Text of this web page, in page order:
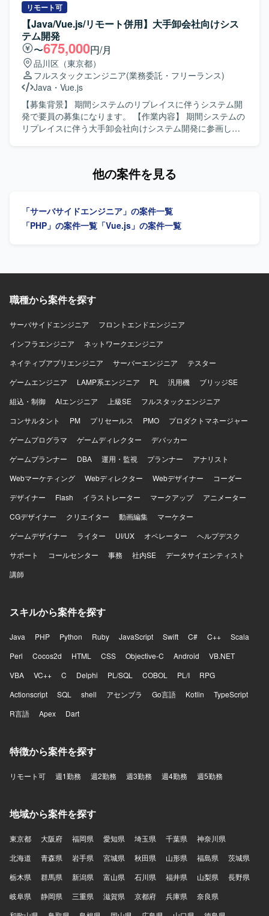
ム化といった上流から一連の工程に関わることができま
す。プロジェクトにはPM/PLやBPメンバーが複数参画して
おり、フォロー体制の中で製造業向けシステム開発の知見
やスキルを体系的に習得できる環境です。 【開発環境】 フ
ロントエンドはTypeScript（JavaScript）とVue.js、バック
エンドはTypeScript（JavaScript）とNode.jsを用い、デー
タベースにPostgreSQL、インフラにAWSを利用した構成と
なっております。
加開発を実施していただきます。 【求める人物像】 基本設
計から一人称で開発を進められる方を求めております。周
囲とコミュニケーションを取りながら主体的に課題解決に
取り組める方ですと望ましいです。 【ポジションの魅力】
倉庫管理システムという業務基幹に近い領域に携わること
で、業務知識とWebアプリ・モバイル開発スキルの双方を
高めていただけます。長期予定の案件のため、腰を据えて
継続的にシステム改善に関わることができます。 【開発環
境】 Java、Vue.js、React、Android-kotlin、AWS を利用し
たWebアプリおよびハンディアプリの開発環境となりま
す。
リモート可
【Java/Vue.js/リモート併用】大手卸会社向けシス
テム開発
〜675,000円/月
品川区（東京都）
フルスタックエンジニア(業務委託・フリーランス)
Java ・ Vue.js
【募集背景】 期間システムのリプレイスに伴うシステム開
発で要員の募集になります。 【作業内容】 期間システムの
リプレイスに伴う大手卸会社向けシステム開発に参画し、
を行っていただきます。 【求める人物像】 基本設計からテ
ます。 【ポジションの魅力】 大手卸会社向けのシステム開
発に長期で参画でき、フロントエンドとバックエンドのい
境】 フロントエンドはVue.js、バックエンドはJavaとSQL
他の案件を見る
「サーバサイドエンジニア」の案件一覧
「PHP」の案件一覧 「Vue.js」の案件一覧
職種から案件を探す
サーバサイドエンジニア
フロントエンドエンジニア
インフラエンジニア
ネットワークエンジニア
ネイティブアプリエンジニア
サーバーエンジニア
テスター
ゲームエンジニア
LAMP系エンジニア PL 汎用機
ブリッジSE
組込・制御
AIエンジニア 上級SE
フルスタックエンジニア
コンサルタント
PM プリセールス PMO
プロダクトマネージャー
ゲームプログラマ
ゲームディレクター
デバッカー
ゲームプランナー
DBA 運用・監視 プランナー
アナリスト
Webマーケティング
Webディレクター Webデザイナー
コーダー
デザイナー
Flash イラストレーター マークアップ
アニメーター
CGデザイナー
クリエイター 動画編集
マーケター
ゲームデザイナー
ライター UI/UX オペレーター
ヘルプデスク
サポート
コールセンター 事務 社内SE
データサイエンティスト
講師
スキルから案件を探す
Java PHP Python Ruby JavaScript Swift C# C++
Scala
Perl
Cocos2d HTML CSS Objective-C Android
VB.NET
VBA
VC++ C Delphi PL/SQL COBOL PL/I
RPG
Actionscript
SQL shell アセンブラ Go言語 Kotlin
TypeScript
R言語
Apex Dart
特徴から案件を探す
リモート可 週1勤務 週2勤務 週3勤務 週4勤務 週5勤務
地域から案件を探す
東京都 大阪府 福岡県 愛知県 埼玉県 千葉県
神奈川県
北海道
青森県 岩手県 宮城県 秋田県 山形県 福島県
茨城県
栃木県
群馬県 新潟県 富山県 石川県 福井県 山梨県
長野県
岐阜県
静岡県 三重県 滋賀県 京都府 兵庫県
奈良県